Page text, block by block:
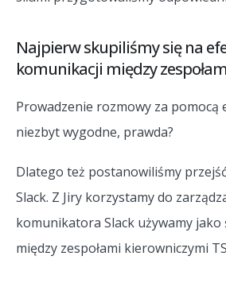
Najpierw skupiliśmy się na
komunikacji między
Prowadzenie rozmowy za pomocą
niezbyt wygodne, prawda?
Dlatego też postanowiliśmy
Slack. Z Jiry korzystamy do
komunikatora Slack używamy
między zespołami kierowniczymi